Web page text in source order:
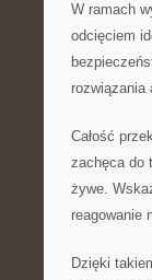
W ramach
odcięciem
rozwiązania
Całość
zachęca do
żywe.
reagowanie
Dzięki